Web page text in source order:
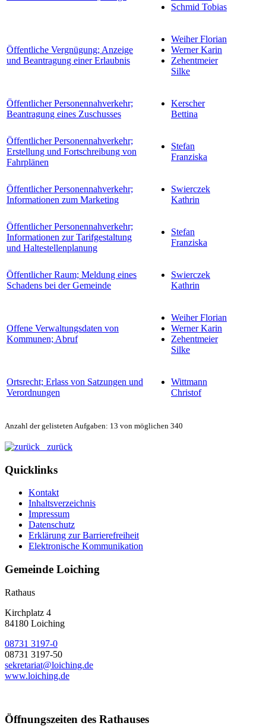
Schmid Tobias
Öffentliche Vergnügung; Anzeige
und Beantragung einer Erlaubnis
Weiher Florian
Werner Karin
Zehentmeier
Silke
Öffentlicher Personennahverkehr;
Beantragung eines Zuschusses
Kerscher
Bettina
Öffentlicher Personennahverkehr;
Erstellung und Fortschreibung von
Fahrplänen
Stefan
Franziska
Öffentlicher Personennahverkehr;
Informationen zum Marketing
Swierczek
Kathrin
Öffentlicher Personennahverkehr;
Informationen zur Tarifgestaltung
und Haltestellenplanung
Stefan
Franziska
Öffentlicher Raum; Meldung eines
Schadens bei der Gemeinde
Swierczek
Kathrin
Offene Verwaltungsdaten von
Kommunen; Abruf
Weiher Florian
Werner Karin
Zehentmeier
Silke
Ortsrecht; Erlass von Satzungen und
Verordnungen
Wittmann
Christof
Anzahl der gelisteten Aufgaben: 13 von möglichen 340
zurück
Quicklinks
Kontakt
Inhaltsverzeichnis
Impressum
Datenschutz
Erklärung zur Barrierefreiheit
Elektronische Kommunikation
Gemeinde Loiching
Rathaus
Kirchplatz 4
84180 Loiching
08731 3197-0
08731 3197-50
sekretariat@loiching.de
www.loiching.de
Öffnungszeiten des Rathauses